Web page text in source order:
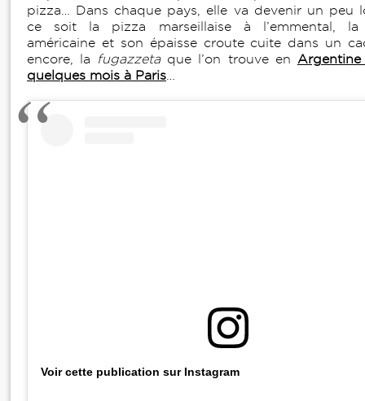
pizza… Dans chaque pays, elle va devenir un peu
ce soit la pizza marseillaise à l’emmental, la
américaine et son épaisse croute cuite dans un
encore, la
fugazzetaque l’on trouve en
quelques mois à Paris
Voir cette publication sur Instagram